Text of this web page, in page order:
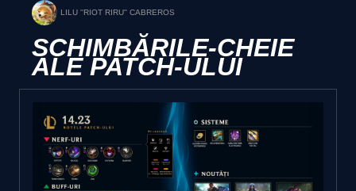
LILU ''RIOT RIRU'' CABREROS
SCHIMBĂRILE-CHEIE
ALE PATCH-ULUI